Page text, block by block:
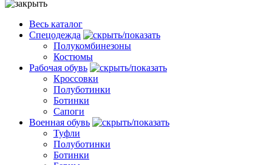
Весь каталог
Спецодежда
Полукомбинезоны
Костюмы
Рабочая обувь
Кроссовки
Полуботинки
Ботинки
Сапоги
Военная обувь
Туфли
Полуботинки
Ботинки